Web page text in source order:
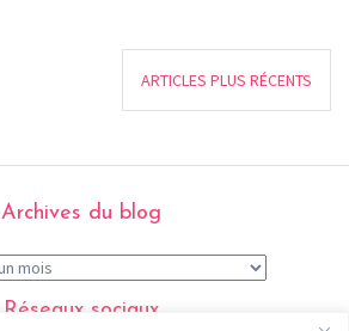
ARTICLES PLUS RÉCENTS
Archives du blog
Réseaux sociaux